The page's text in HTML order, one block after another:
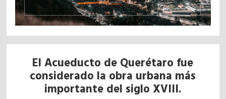
Síguenos
El Acueducto de Querétaro fue
considerado la obra urbana más
importante del siglo XVIII.